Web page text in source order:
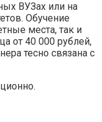
ВУЗах или на
Обучение
места, так и
от 40 000 рублей,
тесно связана с